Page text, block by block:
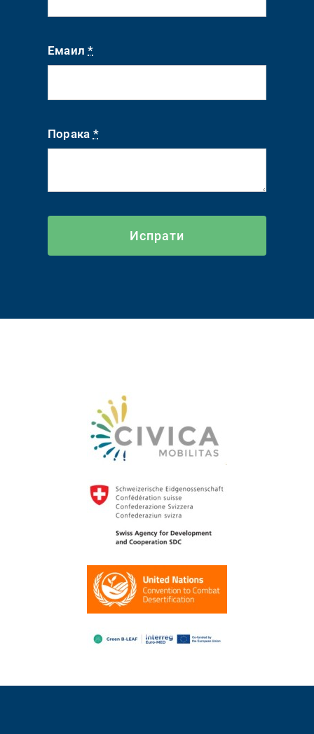
Емаил*
Порака *
Испрати